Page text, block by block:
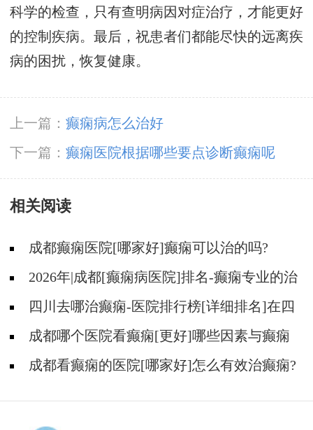
科学的检查，只有查明病因对症治疗，才能更好
的控制疾病。最后，祝患者们都能尽快的远离疾
病的困扰，恢复健康。
上一篇： 癫痫病怎么治好
下一篇： 癫痫医院根据哪些要点诊断癫痫呢
相关阅读
成都癫痫医院[哪家好]癫痫可以治的吗?
2026年|成都[癫痫病医院]排名-癫痫专业的治
疗方法都有什么?
四川去哪治癫痫-医院排行榜[详细排名]在四
川治疗癫痫病要多少钱?
成都哪个医院看癫痫[更好]哪些因素与癫痫
发作的治疗费用有关?
成都看癫痫的医院[哪家好]怎么有效治癫痫?